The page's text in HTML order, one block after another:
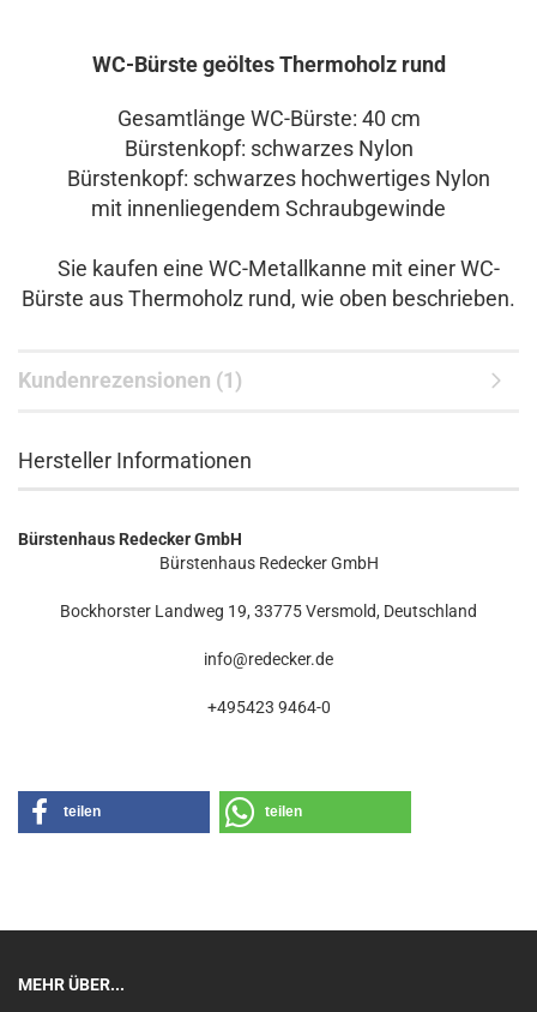
WC-Bürste geöltes Thermoholz rund
Gesamtlänge WC-Bürste: 40 cm
Bürstenkopf: schwarzes Nylon
Bürstenkopf: schwarzes hochwertiges Nylon
mit innenliegendem Schraubgewinde
Sie kaufen eine WC-Metallkanne mit einer WC-
Bürste aus Thermoholz rund, wie oben beschrieben.
Kundenrezensionen (1)
Hersteller Informationen
Bürstenhaus Redecker GmbH
Bürstenhaus Redecker GmbH
Bockhorster Landweg 19, 33775 Versmold, Deutschland
info@redecker.de
+495423 9464-0
teilen teilen
MEHR ÜBER...